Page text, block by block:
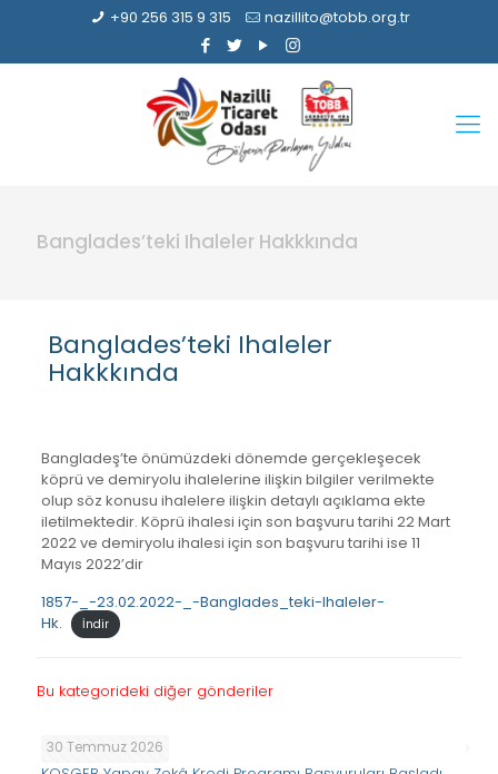
+90 256 315 9 315 nazillito@tobb.org.tr
Banglades’teki Ihaleler Hakkkında
Banglades’teki Ihaleler
Hakkkında
Bangladeş’te önümüzdeki dönemde gerçekleşecek
köprü ve demiryolu ihalelerine ilişkin bilgiler verilmekte
olup söz konusu ihalelere ilişkin detaylı açıklama ekte
iletilmektedir. Köprü ihalesi için son başvuru tarihi 22 Mart
2022 ve demiryolu ihalesi için son başvuru tarihi ise 11
Mayıs 2022’dir
1857-_-23.02.2022-_-Banglades_teki-Ihaleler-
Hk.
İndir
Bu kategorideki diğer gönderiler
30 Temmuz 2026